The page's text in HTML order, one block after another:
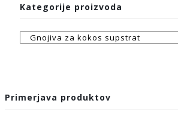
Kategorije proizvoda
Primerjava produktov